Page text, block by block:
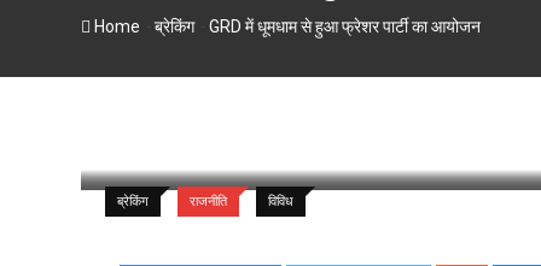
Home ब्रेकिंग- GRD में धूमधाम से हुआ फ्रेशर पार्टी का आयोजन
ब्रेकिंग राजनीति विविध